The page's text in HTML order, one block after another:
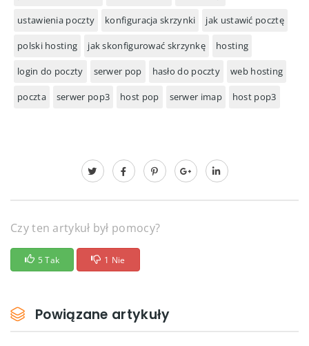
ustawienia poczty konfiguracja skrzynki jak ustawić pocztę
polski hosting jak skonfigurować skrzynkę hosting
login do poczty serwer pop hasło do poczty web hosting
poczta serwer pop3 host pop serwer imap host pop3
Czy ten artykuł był pomocy?
5 Tak 1 Nie
Powiązane artykuły